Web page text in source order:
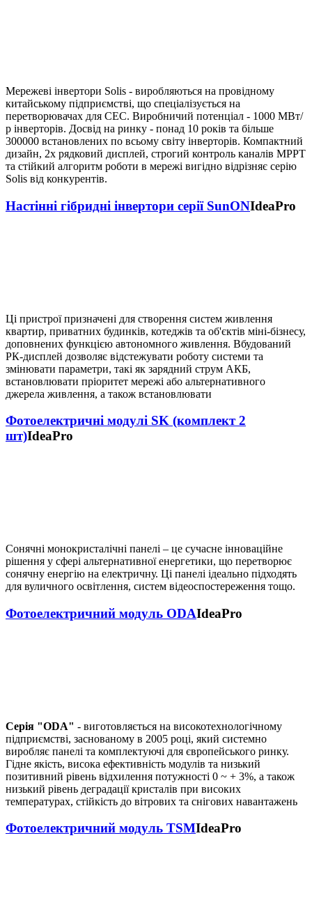
Мережеві інвертори Solis - виробляються на провідному
китайському підприємстві, що спеціалізується на
перетворювачах для СЕС. Виробничий потенціал - 1000 МВт/
р інверторів. Досвід на ринку - понад 10 років та більше
300000 встановлених по всьому світу інверторів. Компактний
дизайн, 2х рядковий дисплей, строгий контроль каналів MPPT
та стійкий алгоритм роботи в мережі вигідно відрізняє серію
Solis від конкурентів.
Настінні гібридні інвертори серії SunONIdeaPro
Ці пристрої призначені для створення систем живлення
квартир, приватних будинків, котеджів та об'єктів міні-бізнесу,
доповнених функцією автономного живлення. Вбудований
РК-дисплей дозволяє відстежувати роботу системи та
змінювати параметри, такі як зарядний струм АКБ,
встановлювати пріоритет мережі або альтернативного
джерела живлення, а також встановлювати
Фотоелектричні модулі SK (комплект 2
шт)IdeaPro
Сонячні монокристалічні панелі – це сучасне інноваційне
рішення у сфері альтернативної енергетики, що перетворює
сонячну енергію на електричну. Ці панелі ідеально підходять
для вуличного освітлення, систем відеоспостереження тощо.
Фотоелектричний модуль ODAIdeaPro
Серія "ODA" - виготовляється на високотехнологічному
підприємстві, заснованому в 2005 році, який системно
виробляє панелі та комплектуючі для європейського ринку.
Гідне якість, висока ефективність модулів та низький
позитивний рівень відхилення потужності 0 ~ + 3%, а також
низький рівень деградації кристалів при високих
температурах, стійкість до вітрових та снігових навантажень
Фотоелектричний модуль TSMIdeaPro